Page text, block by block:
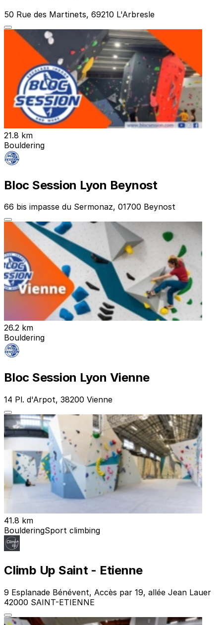
50 Rue des Martinets, 69210 L'Arbresle
21.8 km
Bouldering
Bloc Session Lyon Beynost
66 bis impasse du Sermonaz, 01700 Beynost
26.2 km
Bouldering
Bloc Session Lyon Vienne
14 Pl. d'Arpot, 38200 Vienne
41.8 km
BoulderingSport climbing
Climb Up Saint - Etienne
9 Esplanade Bénévent, Accès par 19, allée Jean Lauer
42000 SAINT-ETIENNE